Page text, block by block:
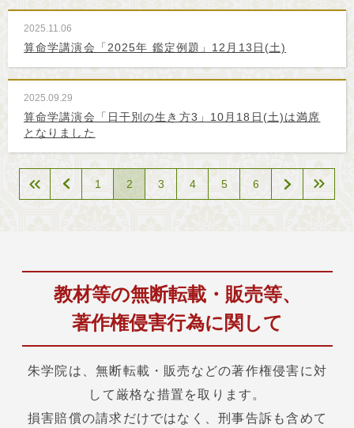
2025.11.06
算命学講演会「2025年 鑑定例題」12月13日(土)
2025.09.29
算命学講演会「日干別の生き方3」10月18日(土)は満席
となりました
1 2 3 4 5 6
教材等の無断転載・販売等、
著作権侵害行為に関して
朱学院は、無断転載・販売などの著作権侵害に対
して厳格な措置を取ります。
損害賠償の請求だけではなく、刑事告訴も含めて